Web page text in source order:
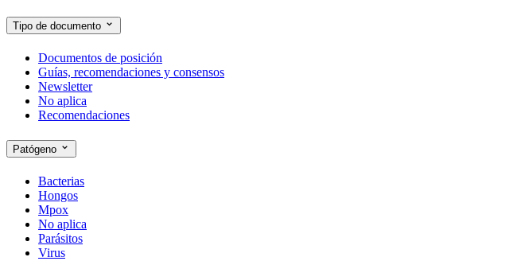
Tipo de documento
Documentos de posición
Guías, recomendaciones y consensos
Newsletter
No aplica
Recomendaciones
Patógeno
Bacterias
Hongos
Mpox
No aplica
Parásitos
Virus